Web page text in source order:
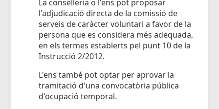
La conselleria o l'ens pot proposar
l'adjudicació directa de la comissió de
serveis de caràcter voluntari a favor de la
persona que es considera més adequada,
en els termes establerts pel punt 10 de la
Instrucció 2/2012.
L'ens també pot optar per aprovar la
tramitació d'una convocatòria pública
d'ocupació temporal.